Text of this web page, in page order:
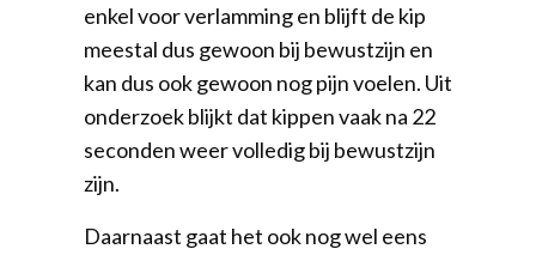
enkel voor verlamming en blijft de kip
meestal dus gewoon bij bewustzijn en
kan dus ook gewoon nog pijn voelen. Uit
onderzoek blijkt dat kippen vaak na 22
seconden weer volledig bij bewustzijn
zijn.
Daarnaast gaat het ook nog wel eens